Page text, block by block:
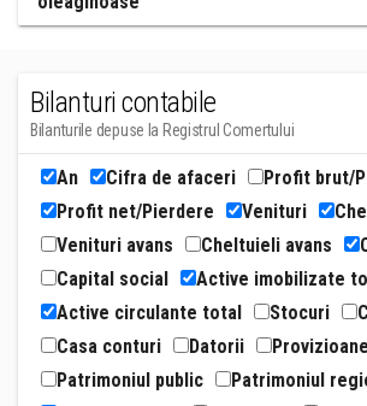
Bilanturi contabile
Bilanturile depuse la Registrul Comertului
An Cifra de afaceri
Profit brut/
Profit net/Pierdere
Venituri
Venituri avans
Cheltuieli avans
Capital social
Active imobilizate
Active circulante total
Stocuri
Casa conturi
Datorii
Provizioane
Patrimoniul public
Patrimoniul